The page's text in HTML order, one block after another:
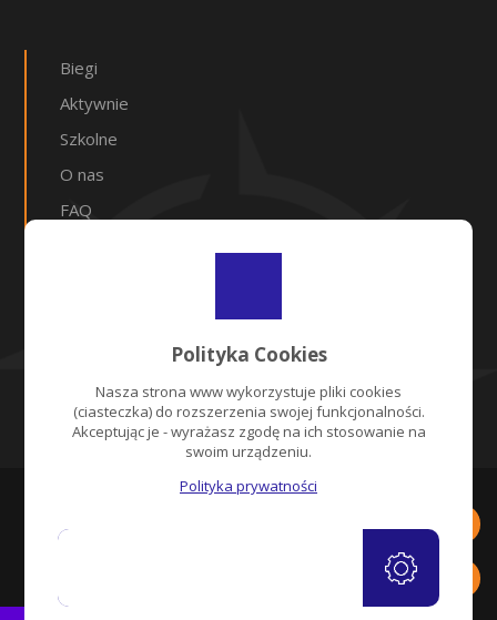
Biegi
Aktywnie
Szkolne
O nas
FAQ
Przedsiębiorców Ułatwiających Nabywanie
Wszelkie prawa zastrzeżone © RUNTRAVEL
Polityka Cookies
Nasza strona www wykorzystuje pliki cookies
(ciasteczka) do rozszerzenia swojej funkcjonalności.
Akceptując je - wyrażasz zgodę na ich stosowanie na
swoim urządzeniu.
Polityka prywatności